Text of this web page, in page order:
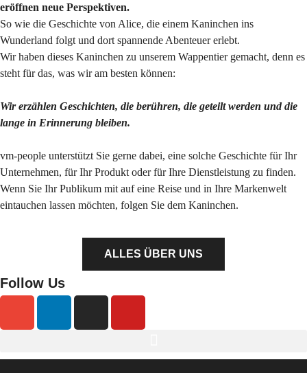
eröffnen neue Perspektiven.
So wie die Geschichte von Alice, die einem Kaninchen ins
Wunderland folgt und dort spannende Abenteuer erlebt.
Wir haben dieses Kaninchen zu unserem Wappentier gemacht, denn es
steht für das, was wir am besten können:
Wir erzählen Geschichten, die berühren, die geteilt werden und die
lange in Erinnerung bleiben.
vm-people unterstützt Sie gerne dabei, eine solche Geschichte für Ihr
Unternehmen, für Ihr Produkt oder für Ihre Dienstleistung zu finden.
Wenn Sie Ihr Publikum mit auf eine Reise und in Ihre Markenwelt
eintauchen lassen möchten, folgen Sie dem Kaninchen.
ALLES ÜBER UNS
Follow Us